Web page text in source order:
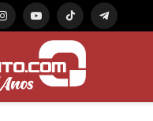
InstagramYouTubeTikTok Telegram